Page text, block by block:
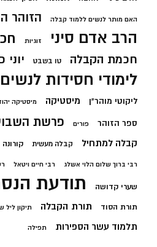
האם מותר לנשים ללמוד קבלה הזוהר
הרב אדם סיני זוגיות
חכמת הקבלה טו בשבט יוני
לימודי חסידות לנשים
ליקוטי מוהר"ן מיסטיקה מיסטיקה
ספר הזוהר פורים פרשת
קבלה למתחיל קבלה מעשית קורונה
רבי ברוך שלום הלוי אשלג רבי חיים ויטאל
שערי קדושה תודעת
תורת הסוד תורת הקבלה תיקון ליל
תלמוד עשר הספירות תפילה